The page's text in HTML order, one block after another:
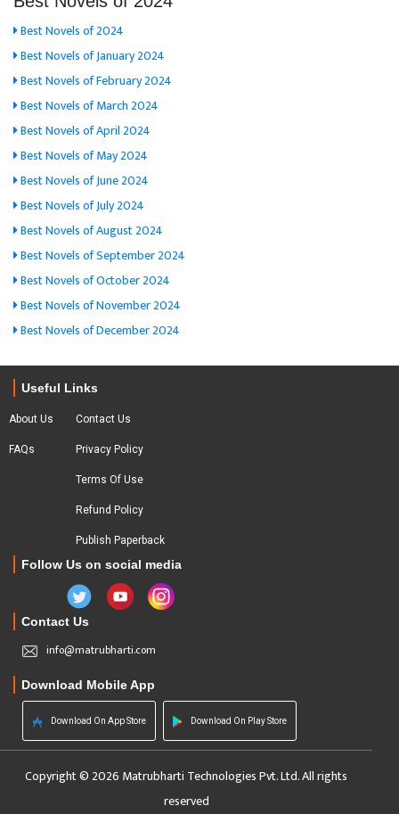
Best Novels of 2024
Best Novels of January 2024
Best Novels of February 2024
Best Novels of March 2024
Best Novels of April 2024
Best Novels of May 2024
Best Novels of June 2024
Best Novels of July 2024
Best Novels of August 2024
Best Novels of September 2024
Best Novels of October 2024
Best Novels of November 2024
Best Novels of December 2024
Useful Links
About Us
FAQs
Contact Us
Privacy Policy
Terms Of Use
Refund Policy
Publish Paperback
Follow Us on social media
Contact Us
info@matrubharti.com
Download Mobile App
Download On App Store Download On Play Store
Copyright © 2026 Matrubharti Technologies Pvt. Ltd. All rights
reserved